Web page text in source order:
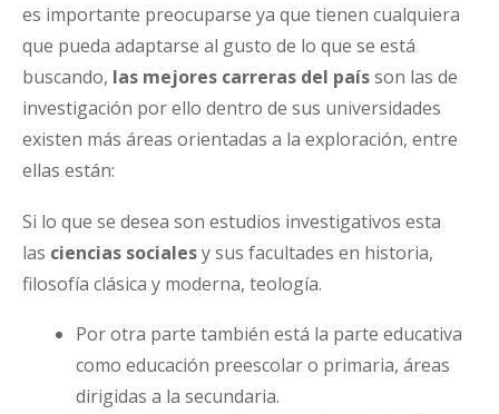
es importante preocuparse ya que tienen cualquiera
que pueda adaptarse al gusto de lo que se está
buscando, las mejores carreras del paísson las de
investigación por ello dentro de sus universidades
existen más áreas orientadas a la exploración, entre
ellas están:
Si lo que se desea son estudios investigativos esta
las ciencias socialesy sus facultades en historia,
filosofía clásica y moderna, teología.
Por otra parte también está la parte educativa
como educación preescolar o primaria, áreas
dirigidas a la secundaria.